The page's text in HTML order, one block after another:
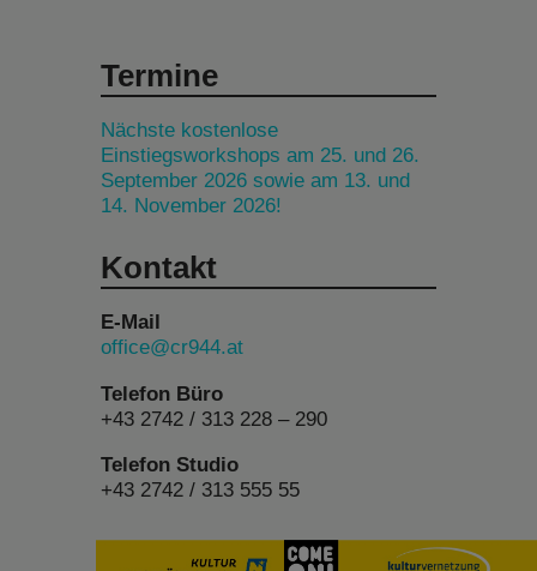
Termine
Nächste kostenlose
Einstiegsworkshops am 25. und 26.
September 2026 sowie am 13. und
14. November 2026!
Kontakt
E-Mail
office@cr944.at
Telefon Büro
+43 2742 / 313 228 – 290
Telefon Studio
+43 2742 / 313 555 55